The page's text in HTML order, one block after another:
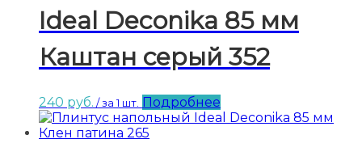
Ideal Deconika 85 мм
Каштан серый 352
240 руб. / за 1 шт. Подробнее